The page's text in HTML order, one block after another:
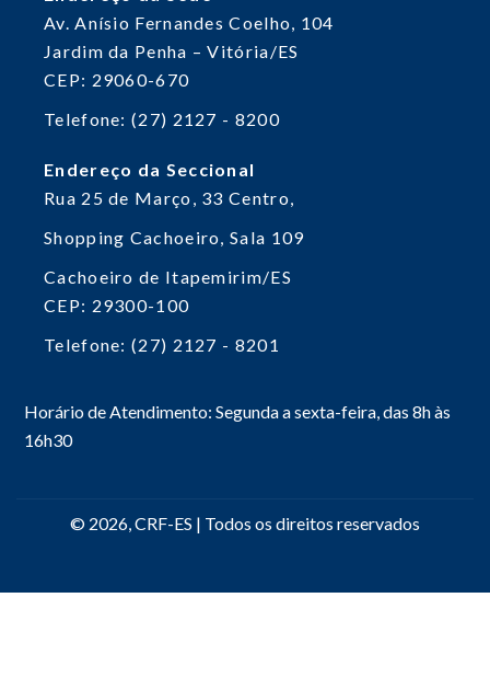
Av. Anísio Fernandes Coelho, 104
Jardim da Penha – Vitória/ES
CEP: 29060-670
Telefone: (27) 2127 - 8200
Endereço da Seccional
Rua 25 de Março, 33Centro,
Shopping Cachoeiro, Sala 109
Cachoeiro de Itapemirim/ES
CEP: 29300-100
Telefone: (27) 2127 - 8201
Horário de Atendimento: Segunda a sexta-feira, das 8h às
16h30
© 2026, CRF-ES | Todos os direitos reservados